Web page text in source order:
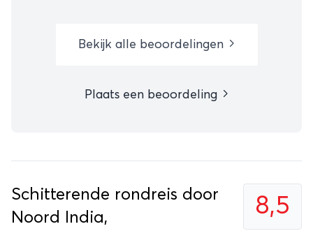
Bekijk alle beoordelingen
Plaats een beoordeling
8,5
Schitterende rondreis door
Noord India,